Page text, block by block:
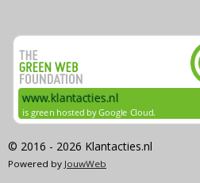
© 2016 - 2026 Klantacties.nl
Powered by JouwWeb